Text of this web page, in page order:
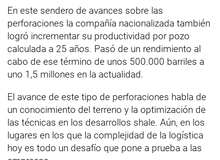
En este sendero de avances sobre las
perforaciones la compañía nacionalizada también
logró incrementar su productividad por pozo
calculada a 25 años. Pasó de un rendimiento al
cabo de ese término de unos 500.000 barriles a
uno 1,5 millones en la actualidad.
El avance de este tipo de perforaciones habla de
un conocimiento del terreno y la optimización de
las técnicas en los desarrollos shale. Aún, en los
lugares en los que la complejidad de la logística
hoy es todo un desafío que pone a prueba a las